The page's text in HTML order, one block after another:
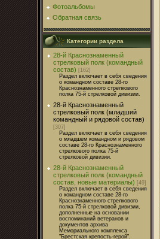
Фотоальбомы
Обратная связь
Категории раздела
28-й Краснознаменный
стрелковый полк (командный
состав)
[162]
Раздел включает в себя сведения
о командном составе 28-го
Краснознаменного стрелкового
полка 75-й стрелковой дивизии.
28-й Краснознаменный
стрелковый полк (младший
командный и рядовой состав)
[307]
Раздел включает в себя сведения
о младшем командном и рядовом
составе 28-го Краснознаменного
стрелкового полка 75-й
стрелковой дивизии.
28-й Краснознаменный
стрелковый полк (командный
состав, новые материалы)
[49]
Раздел включает в себя сведения
о командном составе 28-го
Краснознаменного стрелкового
полка 75-й стрелковой дивизии,
дополненные на основании
воспоминаний ветеранов и
документов архива
Мемориального комплекса
"Брестская крепость-герой".